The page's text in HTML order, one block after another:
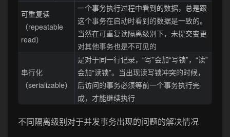
可重复读
（repeatable
read）
一个事务执行过程中看到的数据，总是跟
这个事务在启动时看到的数据是一致的。
当然在可重复读隔离级别下，未提交变更
对其他事务也是不可见的
串行化
（serializable）
是对于同一行记录，“写”会加“写锁”，“读”
会加“读锁”。当出现读写锁冲突的时候，
后访问的事务必须等前一个事务执行完
成，才能继续执行
不同隔离级别对于并发事务出现的问题的解决情况